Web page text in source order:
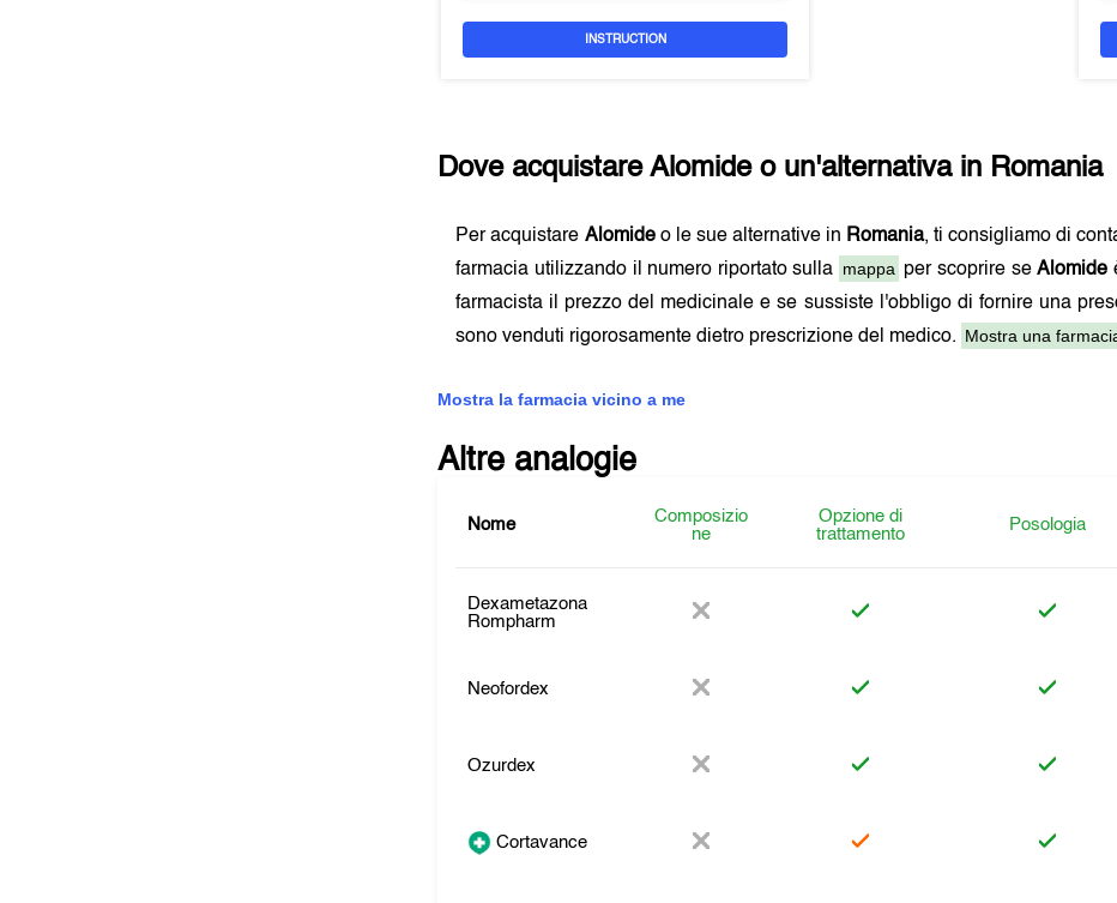
INSTRUCTION
Dove acquistareAlomideo un'alternativa in Romania
Per acquistare Alomideo le sue alternative in Romania, ti consigliamo di
farmacia utilizzando il numero riportato sulla mappa per scoprire seAlomide
farmacista il prezzo del medicinale e se sussiste l'obbligo di fornire una
sono venduti rigorosamente dietro prescrizione del medico. Mostra una
Mostra la farmacia vicino a me
Altre analogie
Nome
Composizio
ne
Opzione di
trattamento
Posologia
Dexametazona
Rompharm
Neofordex
Ozurdex
Cortavance